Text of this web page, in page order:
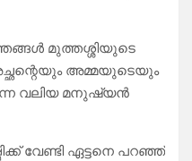
മുത്തശ്ശിയുടെ
അമ്മയുടെയും
വലിയ മനുഷ്യൻ
വേണ്ടി ഏട്ടനെ പറഞ്ഞ്